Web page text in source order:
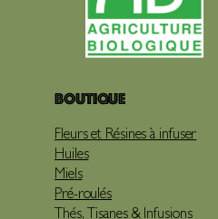
Boutique
Fleurs et Résines à infuser
Huiles
Miels
Pré-roulés
Thés, Tisanes & Infusions